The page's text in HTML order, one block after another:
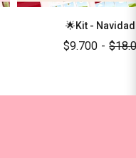
🌟Kit -
$9.700 -